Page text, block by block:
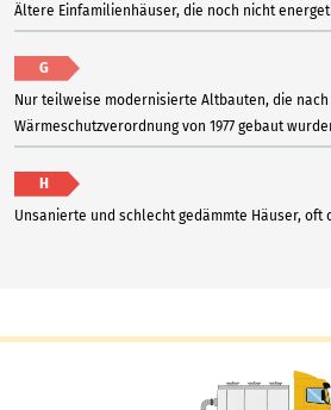
Ältere Einfamilienhäuser, die noch nicht
G
Nur teilweise modernisierte Altbauten, die nach
Wärmeschutzverordnung von 1977 gebaut
H
Unsanierte und schlecht gedämmte Häuser, oft